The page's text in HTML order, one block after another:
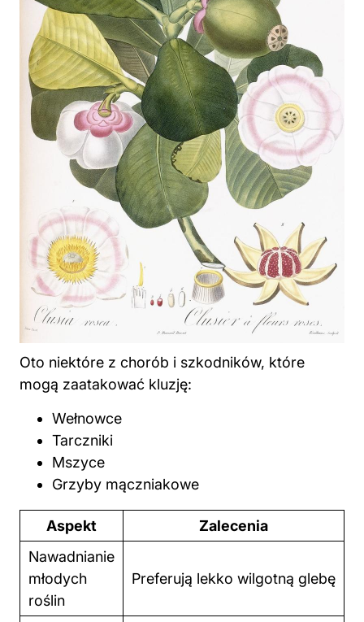
Oto niektóre z chorób i szkodników, które
mogą zaatakować kluzję:
Wełnowce
Tarczniki
Mszyce
Grzyby mączniakowe
Aspekt
Zalecenia
Nawadnianie
młodych
roślin
Preferują lekko wilgotną glebę